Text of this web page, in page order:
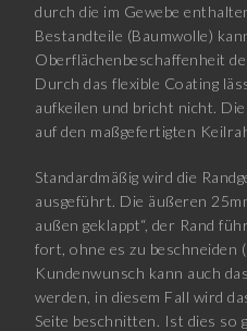
durch die im Gewebe
Bestandteile (Baumwolle)
Oberflächenbeschaffenheit
Durch das flexible Coating
aufkeilen und bricht nicht.
auf den maßgefertigten
Standardmäßig wird die
ausgeführt. Die äußeren
außen geklappt“, der Rand
fort, ohne es zu beschneiden
Kundenwunsch kann auch
werden, in diesem Fall wird
Seite beschnitten. Ist dies so